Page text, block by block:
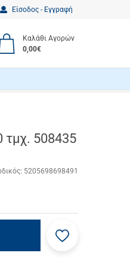
Είσοδος - Εγγραφή
Καλάθι Αγορών
0,00€
τμχ. 508435
5205698698491
Προσθήκη